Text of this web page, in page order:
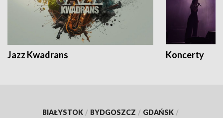
Jazz Kwadrans Koncerty
BIAŁYSTOK / BYDGOSZCZ / GDAŃSK /